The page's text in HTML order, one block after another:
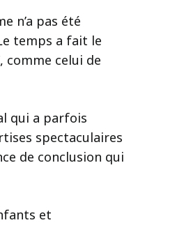
n’a pas été
temps a fait le
comme celui de
qui a parfois
spectaculaires
de conclusion qui
et